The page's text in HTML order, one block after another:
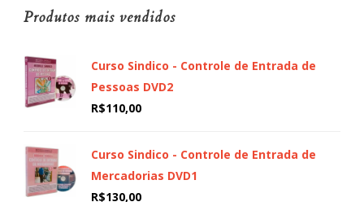
Produtos mais vendidos
Curso Sindico - Controle de Entrada de
Pessoas DVD2
R$110,00
Curso Sindico - Controle de Entrada de
Mercadorias DVD1
R$130,00